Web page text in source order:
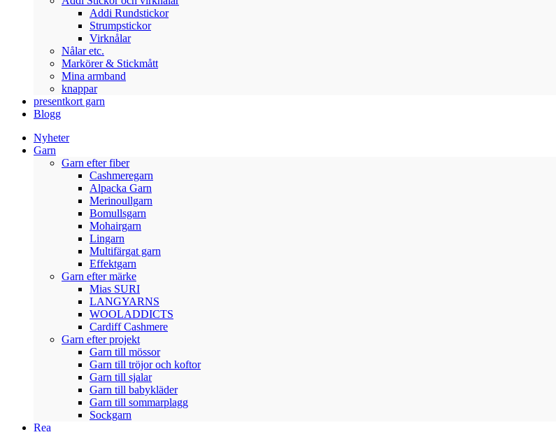
Addi Rundstickor
Strumpstickor
Virknålar
Nålar etc.
Markörer & Stickmått
Mina armband
knappar
presentkort garn
Blogg
Nyheter
Garn
Garn efter fiber
Cashmeregarn
Alpacka Garn
Merinoullgarn
Bomullsgarn
Mohairgarn
Lingarn
Multifärgat garn
Effektgarn
Garn efter märke
Mias SURI
LANGYARNS
WOOLADDICTS
Cardiff Cashmere
Garn efter projekt
Garn till mössor
Garn till tröjor och koftor
Garn till sjalar
Garn till babykläder
Garn till sommarplagg
Sockgarn
Rea